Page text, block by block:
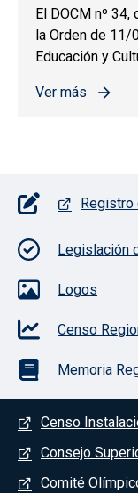
El DOCM nº
la Orden de
Educación y
Ver más
sobre
Pie de Registro
Legislación
Logos
Censo
Memoria
Menú del pie
Censo
Consejo
Comité